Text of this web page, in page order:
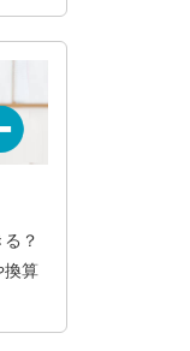
？
換算